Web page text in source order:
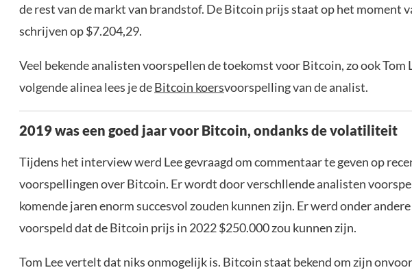
de rest van de markt van brandstof. De Bitcoin prijs staat op het moment
schrijven op $7.204,29.
Veel bekende analisten voorspellen de toekomst voor Bitcoin, zo ook Tom
volgende alinea lees je deBitcoin koersvoorspelling van de analist.
2019 was een goed jaar voor Bitcoin, ondanks de volatiliteit
Tijdens het interview werd Lee gevraagd om commentaar te geven op
voorspellingen over Bitcoin. Er wordt door verschllende analisten
komende jaren enorm succesvol zouden kunnen zijn. Er werd onder andere
voorspeld dat de Bitcoin prijs in 2022 $250.000 zou kunnen zijn.
Tom Lee vertelt dat niks onmogelijk is. Bitcoin staat bekend om zijn